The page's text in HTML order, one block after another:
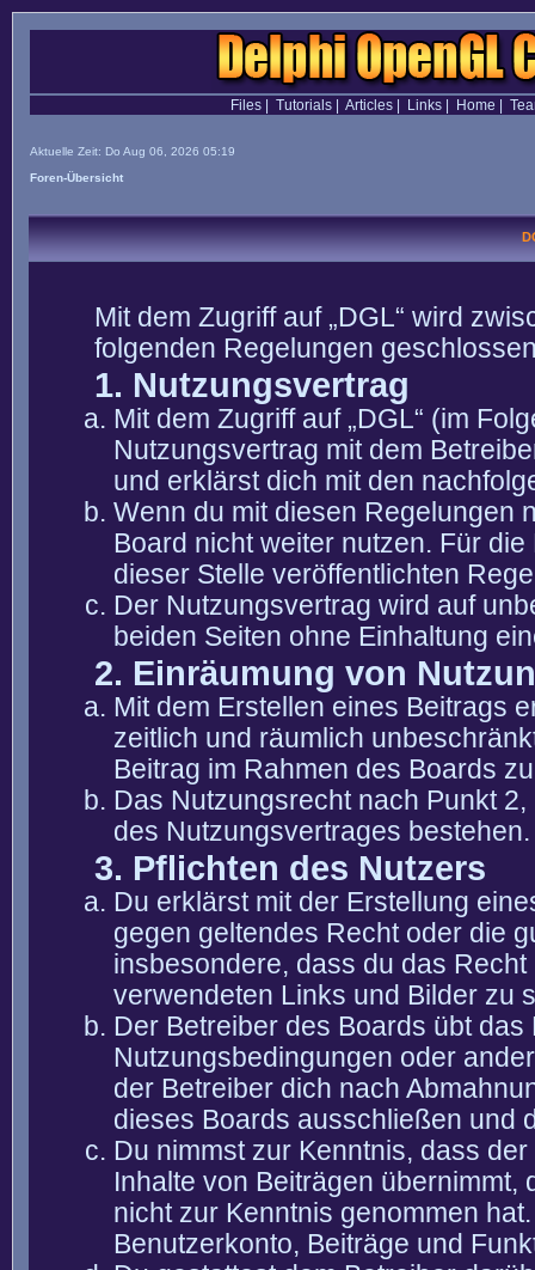
Files| Tutorials| Articles| Links| Home
Aktuelle Zeit: Do Aug 06, 2026 05:19
Foren-Übersicht
Mit dem Zugriff auf „DGL“ wird
folgenden Regelungen
1. Nutzungsvertrag
Mit dem Zugriff auf „DGL“ (im
Nutzungsvertrag mit dem
und erklärst dich mit den
Wenn du mit diesen Regelungen
Board nicht weiter nutzen. Für
dieser Stelle veröffentlichten
Der Nutzungsvertrag wird auf
beiden Seiten ohne Einhaltung
2. Einräumung von
Mit dem Erstellen eines Beitrags
zeitlich und räumlich
Beitrag im Rahmen des Boards
Das Nutzungsrecht nach Punkt
des Nutzungsvertrages bestehen.
3. Pflichten des Nutzers
Du erklärst mit der Erstellung
gegen geltendes Recht oder die
insbesondere, dass du das
verwendeten Links und Bilder zu
Der Betreiber des Boards übt
Nutzungsbedingungen oder
der Betreiber dich nach
dieses Boards ausschließen und
Du nimmst zur Kenntnis, dass
Inhalte von Beiträgen übernimmt,
nicht zur Kenntnis genommen
Benutzerkonto, Beiträge und